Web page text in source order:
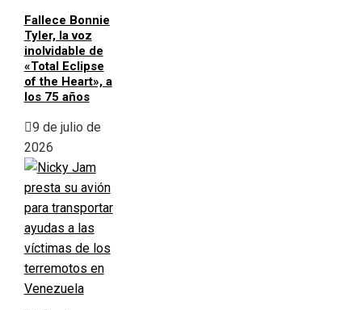
Fallece Bonnie
Tyler, la voz
inolvidable de
«Total Eclipse
of the Heart», a
los 75 años
9 de julio de
2026